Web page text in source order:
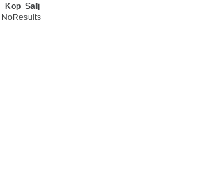
Köp Sälj
NoResults